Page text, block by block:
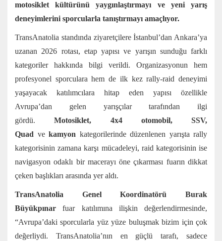
motosiklet kültürünü yaygınlaştırmayı ve yeni yarış
deneyimlerini sporcularla tanıştırmayı amaçlıyor.
TransAnatolia standında ziyaretçilere İstanbul’dan Ankara’ya
uzanan 2026 rotası, etap yapısı ve yarışın sunduğu farklı
kategoriler hakkında bilgi verildi. Organizasyonun hem
profesyonel sporculara hem de ilk kez rally-raid deneyimi
yaşayacak katılımcılara hitap eden yapısı özellikle
Avrupa’dan gelen yarışçılar tarafından ilgi
gördü.Motosiklet, 4x4 otomobil, SSV,
Quad ve kamyon kategorilerinde düzenlenen yarışta rally
kategorisinin zamana karşı mücadeleyi, raid kategorisinin ise
navigasyon odaklı bir macerayı öne çıkarması fuarın dikkat
çeken başlıkları arasında yer aldı.
TransAnatolia Genel Koordinatörü Burak
Büyükpınar fuar katılımına ilişkin değerlendirmesinde,
“Avrupa’daki sporcularla yüz yüze buluşmak bizim için çok
değerliydi. TransAnatolia’nın en güçlü tarafı, sadece